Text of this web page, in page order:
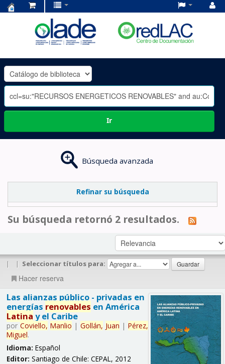
OLADE
-
Ir
Búsqueda avanzada
Refinar su búsqueda
Su búsqueda retornó 2 resultados.
| | Seleccionar títulos para:
Hacer reserva
Las alianzas público - privadas en
energías renovables en América
Latina y el Caribe
por Coviello, Manlio | Gollán, Juan | Pérez,
Miguel.
Idioma: Español
Editor: Santiago de Chile: CEPAL, 2012